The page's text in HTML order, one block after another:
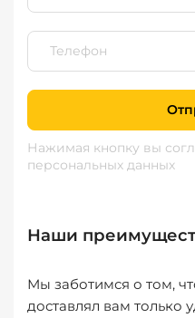
Нажимая кнопку вы
персональных данных
Наши
Мы заботимся о том,
доставлял вам только